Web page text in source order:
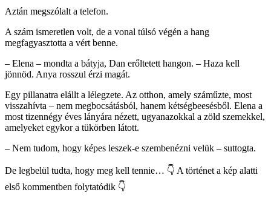
Aztán megszólalt a telefon.
A szám ismeretlen volt, de a vonal túlsó végén a hang
megfagyasztotta a vért benne.
– Elena – mondta a bátyja, Dan erőltetett hangon. – Haza kell
jönnöd. Anya rosszul érzi magát.
Egy pillanatra elállt a lélegzete. Az otthon, amely száműzte, most
visszahívta – nem megbocsátásból, hanem kétségbeesésből. Elena a
most tizennégy éves lányára nézett, ugyanazokkal a zöld szemekkel,
amelyeket egykor a tükörben látott.
– Nem tudom, hogy képes leszek-e szembenézni velük – suttogta.
De legbelül tudta, hogy meg kell tennie… 👇 A történet a kép alatti
első kommentben folytatódik 👇